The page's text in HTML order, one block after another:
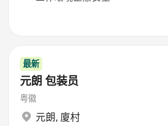
最新
元朗 包装员
粤徽
元朗, 廈村